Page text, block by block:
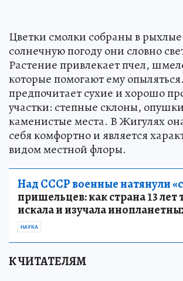
Цветки смолки собраны в
солнечную погоду они словно
Растение привлекает пчел,
которые помогают ему
предпочитает сухие и хорошо
участки: степные склоны,
каменистые места. В Жигулях
себя комфортно и является
видом местной флоры.
Над СССР военные натянули
пришельцев: как страна 13 лет
искала и изучала
НАУКА
К ЧИТАТЕЛЯМ